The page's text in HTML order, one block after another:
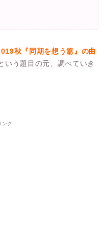
秋『同期を想う篇』の曲
いう題目の元、調べていき
ンク